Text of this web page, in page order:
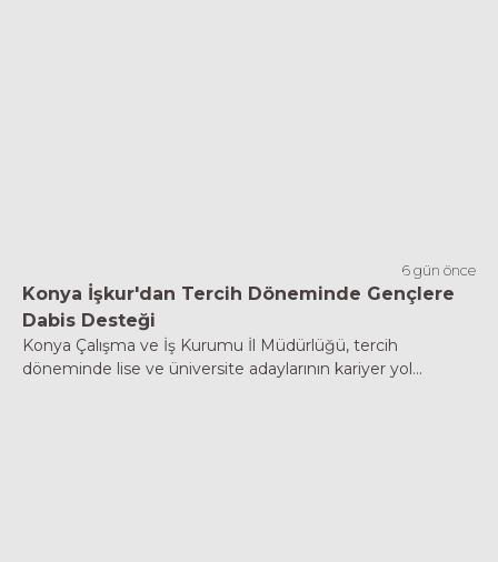
6 gün önce
Konya İşkur'dan Tercih Döneminde Gençlere
Dabis Desteği
Konya Çalışma ve İş Kurumu İl Müdürlüğü, tercih
döneminde lise ve üniversite adaylarının kariyer yol...